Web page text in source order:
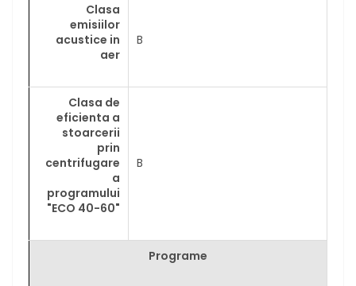
Clasa
emisiilor
acustice in
aer
B
Clasa de
eficienta a
stoarcerii
prin
centrifugare
a
programului
"ECO 40-60"
B
Programe